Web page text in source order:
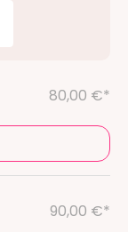
80,00 €*
90,00 €*